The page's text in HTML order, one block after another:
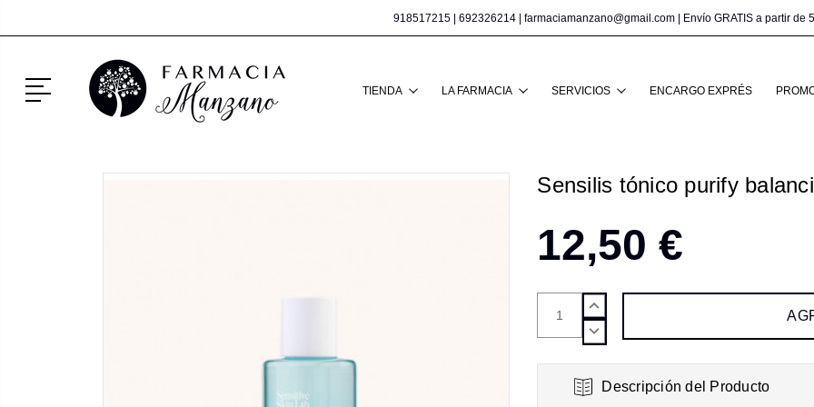
918517215 692326214 farmaciamanzano@gmail.com | Envío GRATIS a partir de
Menú TIENDA LA FARMACIA SERVICIOS ENCARGO EXPRÉS
Sensilis tónico purify
12,50 €
AUMENTAR
CANTIDAD:
DISMINUIR
CANTIDAD:
Descripción del Producto